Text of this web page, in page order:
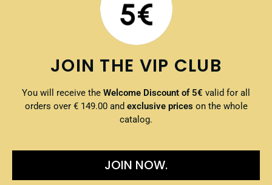
JOIN THE VIP CLUB
You will receive the Welcome Discount of 5€ valid for all
orders over € 149.00 and exclusive prices on the whole
catalog.
JOIN NOW.